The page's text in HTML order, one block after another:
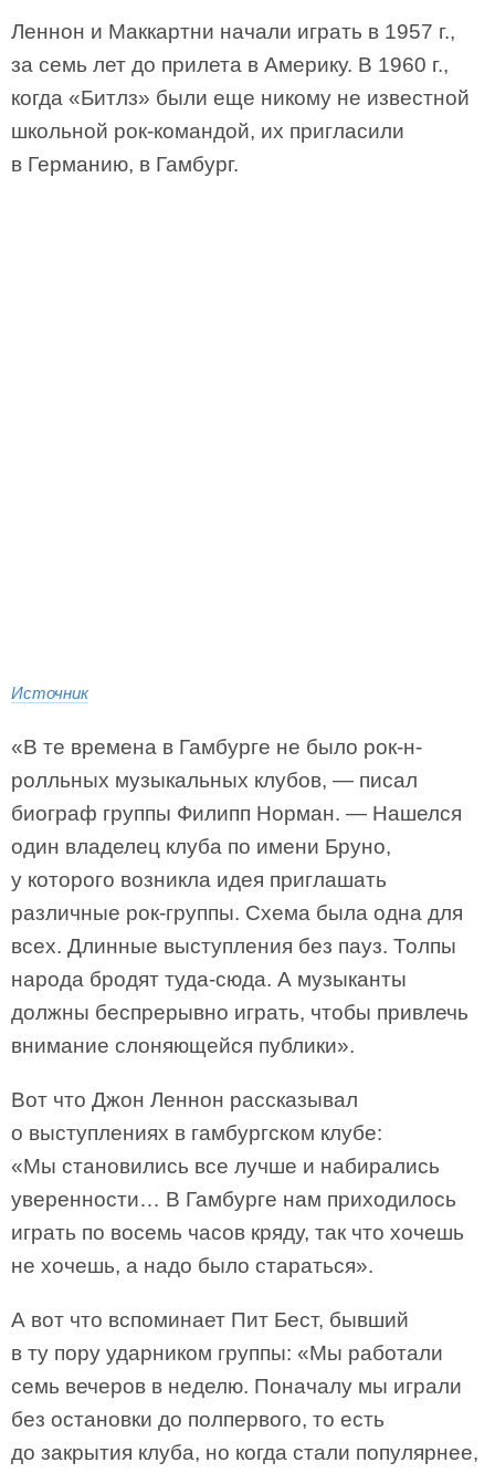
Леннон и Маккартни начали играть в 1957 г.,
за семь лет до прилета в Америку. В 1960 г.,
когда «Битлз» были еще никому не известной
школьной рок-командой, их пригласили
в Германию, в Гамбург.
Источник
«В те времена в Гамбурге не было рок-н-
ролльных музыкальных клубов, — писал
биограф группы Филипп Норман. — Нашелся
один владелец клуба по имени Бруно,
у которого возникла идея приглашать
различные рок-группы. Схема была одна для
всех. Длинные выступления без пауз. Толпы
народа бродят туда-сюда. А музыканты
должны беспрерывно играть, чтобы привлечь
внимание слоняющейся публики».
Вот что Джон Леннон рассказывал
о выступлениях в гамбургском клубе:
«Мы становились все лучше и набирались
уверенности… В Гамбурге нам приходилось
играть по восемь часов кряду, так что хочешь
не хочешь, а надо было стараться».
А вот что вспоминает Пит Бест, бывший
в ту пору ударником группы: «Мы работали
семь вечеров в неделю. Поначалу мы играли
без остановки до полпервого, то есть
до закрытия клуба, но когда стали популярнее,